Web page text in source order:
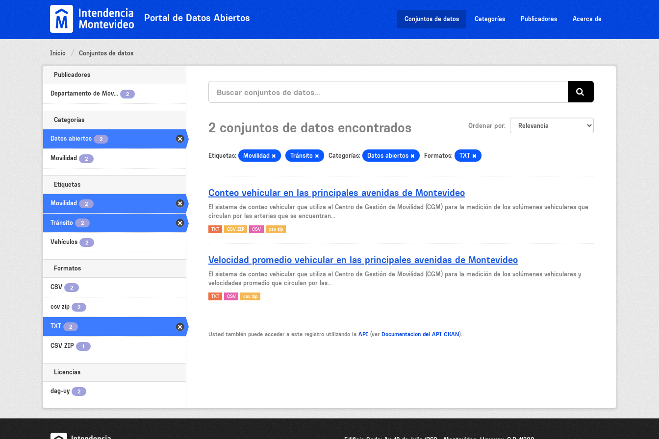
Portal de Datos Abiertos Conjuntos de datos Categorías Publicadores Acerca de
Inicio Conjuntos de datos
Publicadores
Departamento de Mov... 2
Categorías
Datos abiertos 2
Movilidad 2
Etiquetas
Movilidad 2
Tránsito 2
Vehículos 2
Formatos
CSV 2
csv zip 2
TXT 2
CSV ZIP 1
Licencias
dag-uy 2
Ordenar por
2 conjuntos de datos encontrados
Etiquetas: Movilidad Tránsito Categorías: Datos abiertos Formatos: TXT
Conteo vehicular en las principales avenidas de Montevideo
El sistema de conteo vehicular que utiliza el Centro de Gestión de Movilidad (CGM) para la medición de los volúmenes vehiculares que
circulan por las arterias que se encuentran...
TXT CSV ZIP CSV csv zip
Velocidad promedio vehicular en las principales avenidas de Montevideo
El sistema de conteo vehicular que utiliza el Centro de Gestión de Movilidad (CGM) para la medición de los volúmenes vehiculares y
velocidades promedio que circulan por las...
TXT CSV csv zip
Usted también puede acceder a este registro utilizando la API (ver Documentacion del API CKAN).